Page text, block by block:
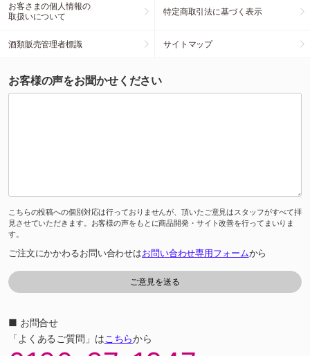
お客さまの個人情報の
取扱いについて
特定商取引法に基づく表示
酒類販売管理者標識 サイトマップ
お客様の声をお聞かせください
こちらの投稿への個別対応は行っておりませんが、頂いたご意見はスタッフがすべて拝
見させていただきます。お客様の声をもとに商品開発・サイト改善を行ってまいりま
す。
ご注文にかかわるお問い合わせはお問い合わせ専用フォームから
■ お問合せ
「よくあるご質問」はこちらから